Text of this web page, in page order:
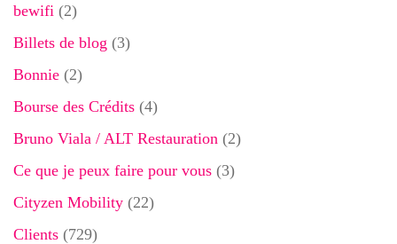
bewifi (2)
Billets de blog (3)
Bonnie (2)
Bourse des Crédits (4)
Bruno Viala / ALT Restauration (2)
Ce que je peux faire pour vous (3)
Cityzen Mobility (22)
Clients (729)